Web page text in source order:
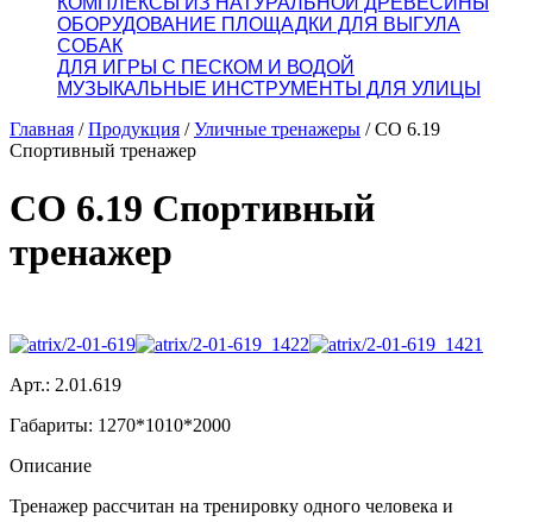
ОБОРУДОВАНИЕ ПЛОЩАДКИ ДЛЯ ВЫГУЛА
СОБАК
ДЛЯ ИГРЫ С ПЕСКОМ И ВОДОЙ
МУЗЫКАЛЬНЫЕ ИНСТРУМЕНТЫ ДЛЯ УЛИЦЫ
Главная /Продукция /Уличные тренажеры /СО 6.19
Спортивный тренажер
СО 6.19 Спортивный
тренажер
Арт.: 2.01.619
Габариты: 1270*1010*2000
Описание
Тренажер рассчитан на тренировку одного человека и